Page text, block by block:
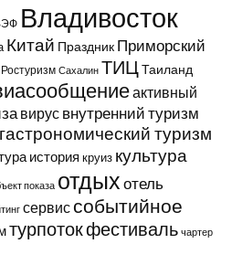
Владивосток
Китай Праздник Приморский
Ростуризм Сахалин ТИЦТаиланд
активный
вирус внутренний туризм
гастрономический туризм
история круиз культура
показа отдыхотель
сервис событийное
турпотокфестиваль чартер